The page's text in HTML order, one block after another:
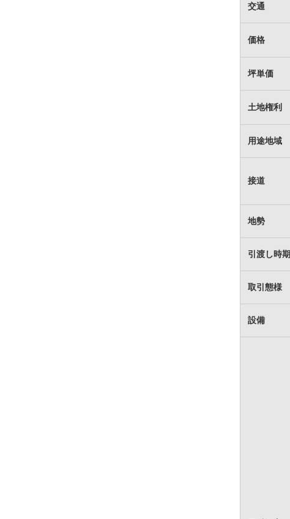
交通
価格
坪単価
土地権利
用途地域
接道
地勢
引渡し時期
取引態様
設備